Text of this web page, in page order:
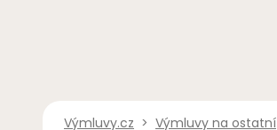
Výmluvy.cz > Výmluvy na ostatní